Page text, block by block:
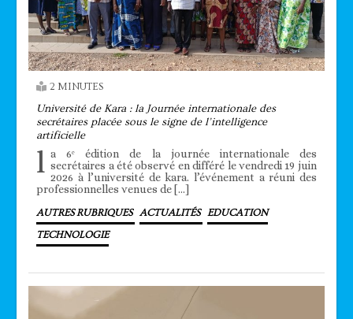
2 MINUTES
Université de Kara : la Journée internationale des
secrétaires placée sous le signe de l’intelligence
artificielle
l a 6ᵉ édition de la journée internationale des
secrétaires a été observé en différé le vendredi 19 juin
2026 à l’université de kara. l’événement a réuni des
professionnelles venues de […]
AUTRES RUBRIQUES ACTUALITÉS EDUCATION
TECHNOLOGIE